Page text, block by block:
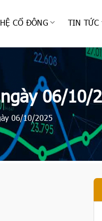
CỔ ĐÔNG TIN TỨC
06/10/
06/10/2025